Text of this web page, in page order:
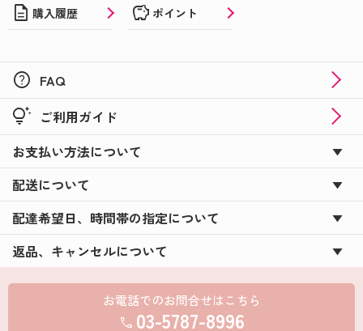
description 購入履歴 savings ポイント
help FAQ
tips_and_updates ご利用ガイド
お支払い方法について
配送について
配達希望日、時間帯の指定について
返品、キャンセルについて
お電話でのお問合せはこちら
call 03-5787-8996